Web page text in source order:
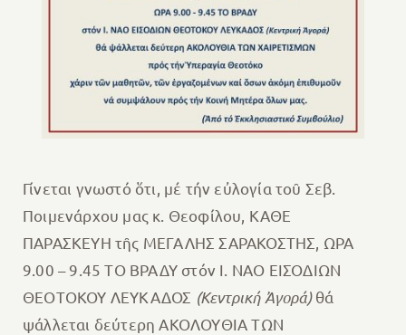
Γίνεται γνωστό ὅτι, μέ τήν εὐλογία τοῦ Σεβ.
Ποιμενάρχου μας κ. Θεοφίλου, ΚΑΘΕ
ΠΑΡΑΣΚΕΥΗ τῆς ΜΕΓΑΛΗΣ ΣΑΡΑΚΟΣΤΗΣ, ΩΡΑ
9.00 – 9.45 ΤΟ ΒΡΑΔΥ στόν Ι. ΝΑΟ ΕΙΣΟΔΙΩΝ
ΘΕΟΤΟΚΟΥ ΛΕΥΚΑΔΟΣ (Κεντρική Ἀγορά)θά
ψάλλεται δεύτερη ΑΚΟΛΟΥΘΙΑ ΤΩΝ